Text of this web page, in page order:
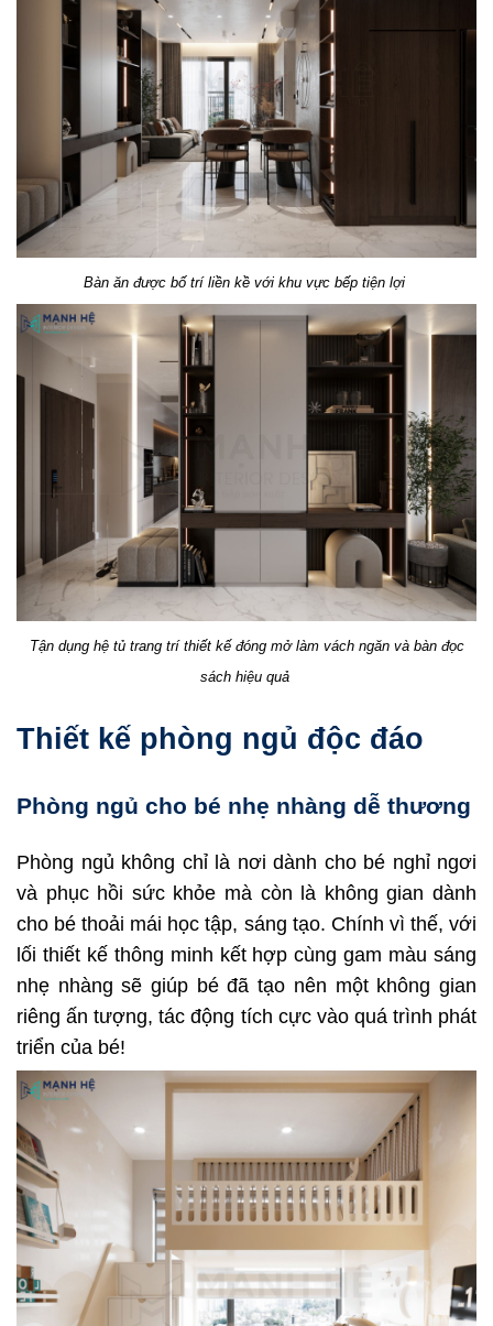
Bàn ăn được bố trí liền kề với khu vực bếp tiện lợi
Tận dụng hệ tủ trang trí thiết kế đóng mở làm vách ngăn và bàn đọc
sách hiệu quả
Thiết kế phòng ngủ độc đáo
Phòng ngủ cho bé nhẹ nhàng dễ thương
Phòng ngủ không chỉ là nơi dành cho bé nghỉ ngơi
và phục hồi sức khỏe mà còn là không gian dành
cho bé thoải mái học tập, sáng tạo. Chính vì thế, với
lối thiết kế thông minh kết hợp cùng gam màu sáng
nhẹ nhàng sẽ giúp bé đã tạo nên một không gian
riêng ấn tượng, tác động tích cực vào quá trình phát
triển của bé!